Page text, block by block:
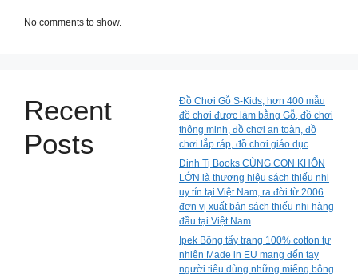
No comments to show.
Recent
Posts
Đồ Chơi Gỗ S-Kids, hơn 400 mẫu
đồ chơi được làm bằng Gỗ, đồ chơi
thông minh, đồ chơi an toàn, đồ
chơi lắp ráp, đồ chơi giáo dục
Đinh Tị Books CÙNG CON KHÔN
LỚN là thương hiệu sách thiếu nhi
uy tín tại Việt Nam, ra đời từ 2006
đơn vị xuất bản sách thiếu nhi hàng
đầu tại Việt Nam
Ipek Bông tẩy trang 100% cotton tự
nhiên Made in EU mang đến tay
người tiêu dùng những miếng bông